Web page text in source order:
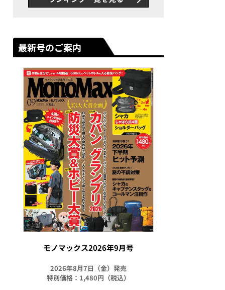
（2026年6月版）
最新号のご案内
モノマックス2026年9月号
2026年8月7日（金）発売
特別価格：1,480円（税込）